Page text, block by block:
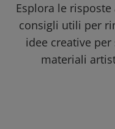
Esplora le
consigli utili per
idee creative
materiali